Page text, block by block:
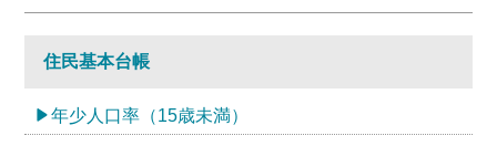
住民基本台帳
年少人口率（15歳未満）